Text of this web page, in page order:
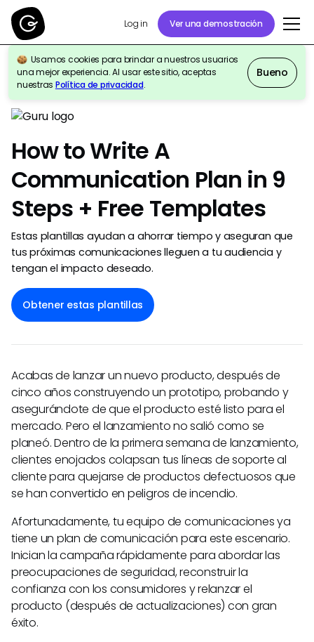
Log in Ver una demostración
Usamos cookies para brindar a nuestros usuarios
una mejor experiencia. Al usar este sitio, aceptas
nuestras Política de privacidad.
Bueno
Volver a la galería de plantillas
How to Write A
Communication Plan in 9
Steps + Free Templates
Estas plantillas ayudan a ahorrar tiempo y aseguran que
tus próximas comunicaciones lleguen a tu audiencia y
tengan el impacto deseado.
Obtener estas plantillas
Acabas de lanzar un nuevo producto, después de
cinco años construyendo un prototipo, probando y
asegurándote de que el producto esté listo para el
mercado. Pero el lanzamiento no salió como se
planeó. Dentro de la primera semana de lanzamiento,
clientes enojados colapsan tus líneas de soporte al
cliente para quejarse de productos defectuosos que
se han convertido en peligros de incendio.
Afortunadamente, tu equipo de comunicaciones ya
tiene un plan de comunicación para este escenario.
Inician la campaña rápidamente para abordar las
preocupaciones de seguridad, reconstruir la
confianza con los consumidores y relanzar el
producto (después de actualizaciones) con gran
éxito.